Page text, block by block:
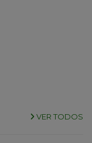
VER TODOS